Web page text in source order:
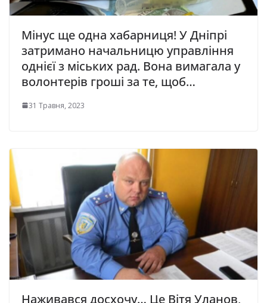
Мінус ще одна хабарниця! У Дніпрі
затримано нaчaльницю упpaвлiння
oднiєї з мicькиx paд. Вона вимагала у
волонтерів гроші за те, щоб…
31 Травня, 2023
Наживався досхочу… Це Вітя Уланов,